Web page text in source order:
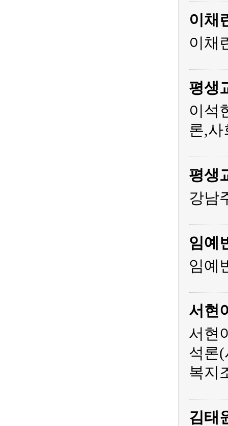
이채
이채
평생
이석
론,사
평생
강남
임예
임예
서현
서현
석론
복지
김태